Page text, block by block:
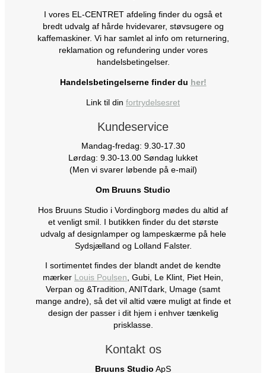
I vores EL-CENTRET afdeling finder du også et
bredt udvalg af hårde hvidevarer, støvsugere og
kaffemaskiner. Vi har samlet al info om returnering,
reklamation og refundering under vores
handelsbetingelser.
Handelsbetingelserne finder du her!
Link til din fortrydelsesret
Kundeservice
Mandag-fredag: 9.30-17.30
Lørdag: 9.30-13.00 Søndag lukket
(Men vi svarer løbende på e-mail)
Om Bruuns Studio
Hos Bruuns Studio i Vordingborg mødes du altid af
et venligt smil. I butikken finder du det største
udvalg af designlamper og lampeskærme på hele
Sydsjælland og Lolland Falster.
I sortimentet findes der blandt andet de kendte
mærker Louis Poulsen, Gubi, Le Klint, Piet Hein,
Verpan og &Tradition, ANITdark, Umage (samt
mange andre), så det vil altid være muligt at finde et
design der passer i dit hjem i enhver tænkelig
prisklasse.
Kontakt os
Bruuns Studio ApS